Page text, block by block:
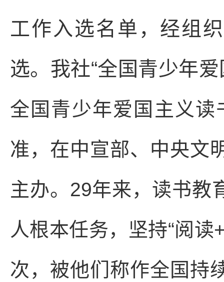
工作入选名单，经组
选。我社“全国青少年
全国青少年爱国主义
准，在中宣部、中央文
主办。29年来，读书教
人根本任务，坚持“阅
次，被他们称作全国持